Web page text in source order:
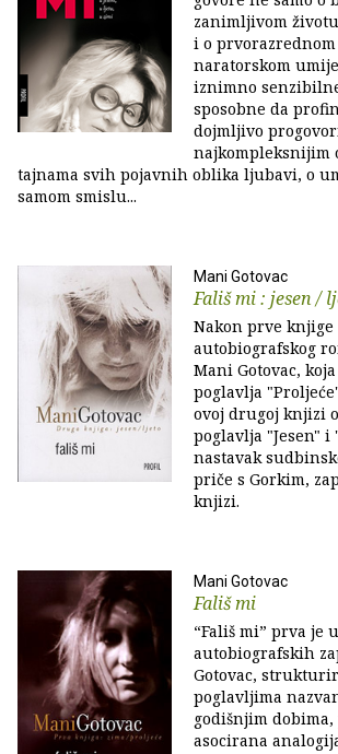
zanimljivom
i o
naratorskom
iznimno
sposobne da
dojmljivo
najkompleksnijim
tajnama svih pojavnih oblika ljubavi, o
samom smislu...
Mani Gotovac
Fališ mi : jesen /
Nakon prve knjige
autobiografskog
Mani Gotovac,
poglavlja
ovoj drugoj knjizi
poglavlja "Jesen" i
nastavak
priče s Gorkim,
knjizi.
Mani Gotovac
Fališ mi
“Fališ mi” prva je
autobiografskih
Gotovac,
poglavljima
godišnjim
asocirana